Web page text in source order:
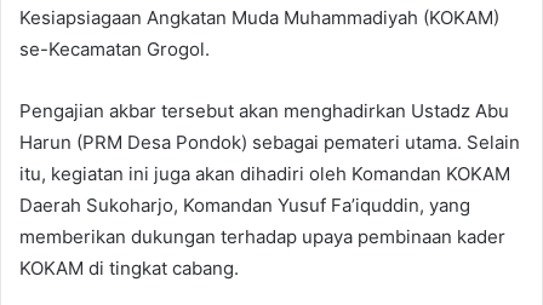
Kesiapsiagaan Angkatan Muda Muhammadiyah (KOKAM)
se-Kecamatan Grogol.
Pengajian akbar tersebut akan menghadirkan Ustadz Abu
Harun (PRM Desa Pondok) sebagai pemateri utama. Selain
itu, kegiatan ini juga akan dihadiri oleh Komandan KOKAM
Daerah Sukoharjo, Komandan Yusuf Fa’iquddin, yang
memberikan dukungan terhadap upaya pembinaan kader
KOKAM di tingkat cabang.